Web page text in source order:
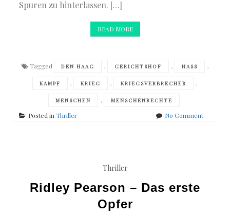
Spuren zu hinterlassen. […]
READ MORE
Tagged DEN HAAG , GERICHTSHOF , HASS ,
KAMPF , KRIEG , KRIEGSVERBRECHER ,
MENSCHEN , MENSCHENRECHTE
Posted inThriller No Commenton
Thriller
Ridley Pearson – Das erste
Opfer